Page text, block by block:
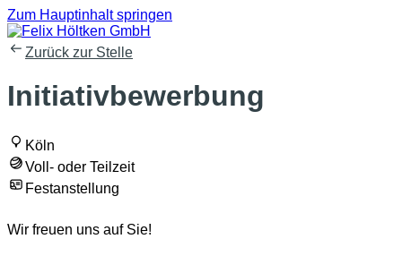
Zum Hauptinhalt springen
Zurück zur Stelle
Initiativbewerbung
Köln
Voll- oder Teilzeit
Festanstellung
Wir freuen uns auf Sie!